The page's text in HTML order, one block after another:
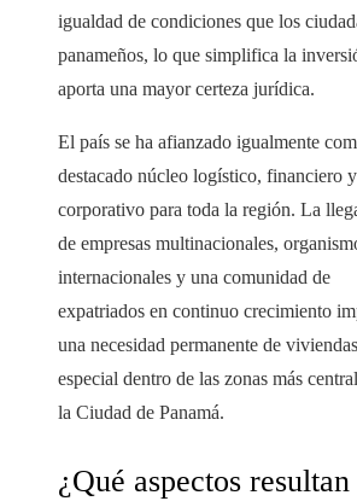
igualdad de condiciones que los
panameños, lo que simplifica la
aporta una mayor certeza jurídica.
El país se ha afianzado igualmente
destacado núcleo logístico, financiero y
corporativo para toda la región. La
de empresas multinacionales,
internacionales y una comunidad de
expatriados en continuo crecimiento
una necesidad permanente de
especial dentro de las zonas más
la Ciudad de Panamá.
¿Qué aspectos resultan